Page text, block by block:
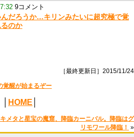
9コメント
だろうか…キリンみたいに超究極で覚
のか
［最終更新日］2015/11/24
覚醒が始まるぞー
HOME
メタと星宝の魔窟、降臨カーニバル。降臨はグ
リモワール降臨！ »